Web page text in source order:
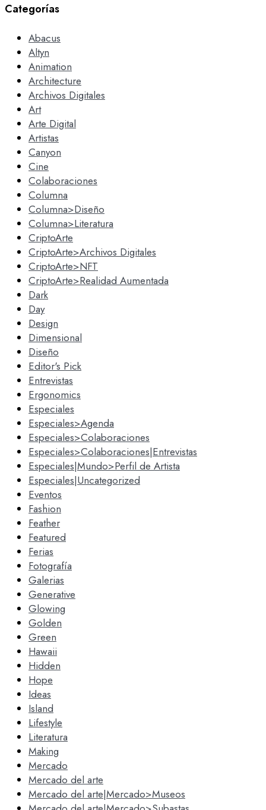
Categorías
Abacus
Altyn
Animation
Architecture
Archivos Digitales
Art
Arte Digital
Artistas
Canyon
Cine
Colaboraciones
Columna
Columna>Diseño
Columna>Literatura
CriptoArte
CriptoArte>Archivos Digitales
CriptoArte>NFT
CriptoArte>Realidad Aumentada
Dark
Day
Design
Dimensional
Diseño
Editor's Pick
Entrevistas
Ergonomics
Especiales
Especiales>Agenda
Especiales>Colaboraciones
Especiales>Colaboraciones|Entrevistas
Especiales|Mundo>Perfil de Artista
Especiales|Uncategorized
Eventos
Fashion
Feather
Featured
Ferias
Fotografía
Galerias
Generative
Glowing
Golden
Green
Hawaii
Hidden
Hope
Ideas
Island
Lifestyle
Literatura
Making
Mercado
Mercado del arte
Mercado del arte|Mercado>Museos